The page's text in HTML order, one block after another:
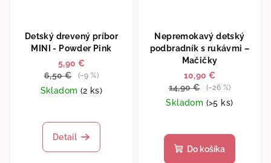
Detský drevený príbor
MINI - Powder Pink
5,90 €
6,50 €
(–9 %)
Skladom (2 ks)
Detail
Nepremokavý detský
podbradník s rukávmi –
Mačičky
10,90 €
14,90 €
(–26 %)
Skladom (>5 ks)
Do košíka